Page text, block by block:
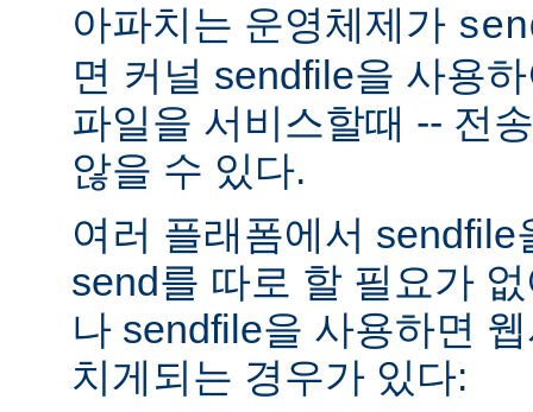
아파치는 운영체제가
면 커널 sendfile을 사용
파일을 서비스할때 -- 전
않을 수 있다.
여러 플래폼에서
send를 따로 할 필요가
나 sendfile을 사용하면
치게되는 경우가 있다: